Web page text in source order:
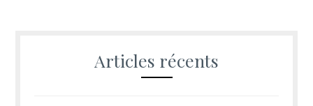
Articles récents